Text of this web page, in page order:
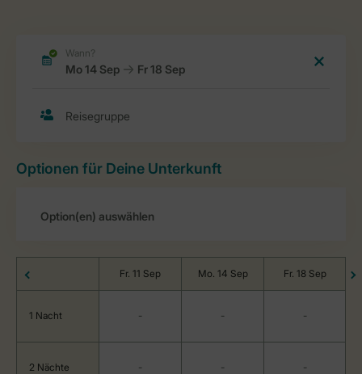
Optionen für Deine Unterkunft
Fr. 11 Sep Mo. 14 Sep Fr. 18 Sep
1 Nacht - - -
2 Nächte - - -